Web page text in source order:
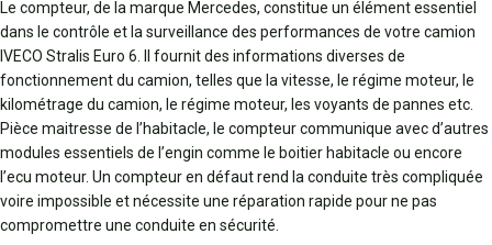
Le compteur, de la marque Mercedes, constitue un élément essentiel
dans le contrôle et la surveillance des performances de votre camion
IVECO Stralis Euro 6. Il fournit des informations diverses de
fonctionnement du camion, telles que la vitesse, le régime moteur, le
kilométrage du camion, le régime moteur, les voyants de pannes etc.
Pièce maitresse de l’habitacle, le compteur communique avec d’autres
modules essentiels de l’engin comme le boitier habitacle ou encore
l’ecu moteur. Un compteur en défaut rend la conduite très compliquée
voire impossible et nécessite une réparation rapide pour ne pas
compromettre une conduite en sécurité.